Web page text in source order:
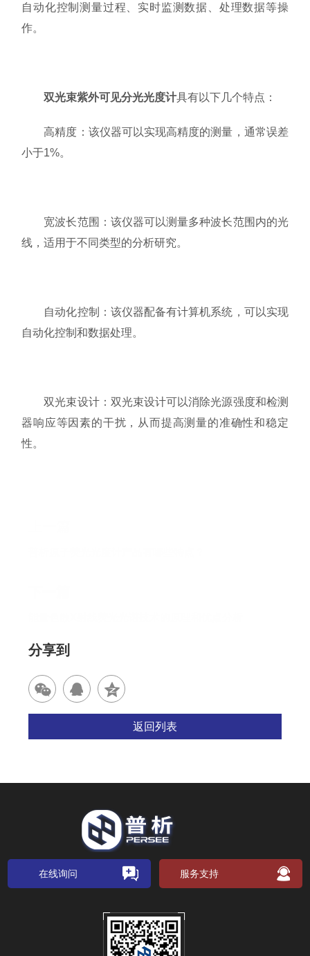
自动化控制测量过程、实时监测数据、处理数据等操
作。
双光束紫外可见分光光度计具有以下几个特点：
高精度：该仪器可以实现高精度的测量，通常误差
小于1%。
宽波长范围：该仪器可以测量多种波长范围内的光
线，适用于不同类型的分析研究。
自动化控制：该仪器配备有计算机系统，可以实现
自动化控制和数据处理。
双光束设计：双光束设计可以消除光源强度和检测
器响应等因素的干扰，从而提高测量的准确性和稳定
性。
分享到
返回列表
在线询问 服务支持